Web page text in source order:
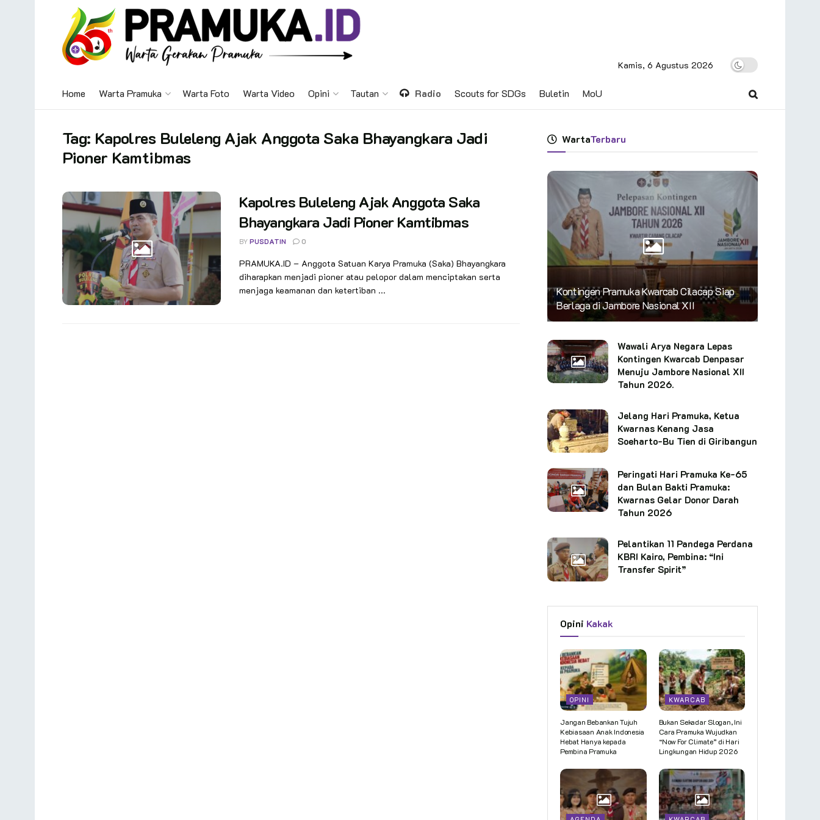
Kamis, 6 Agustus 2026
Home Warta Pramuka Warta Foto Warta Video Opini Tautan Radio Scouts for SDGs Buletin MoU
Tag: Kapolres Buleleng Ajak Anggota Saka Bhayangkara Jadi
Pioner Kamtibmas
Kapolres Buleleng Ajak Anggota Saka
Bhayangkara Jadi Pioner Kamtibmas
BY PUSDATIN 0
PRAMUKA.ID – Anggota Satuan Karya Pramuka (Saka) Bhayangkara
diharapkan menjadi pioner atau pelopor dalam menciptakan serta
menjaga keamanan dan ketertiban ...
WartaTerbaru
Kontingen Pramuka Kwarcab Cilacap Siap
Berlaga di Jambore Nasional XII
Wawali Arya Negara Lepas
Kontingen Kwarcab Denpasar
Menuju Jambore Nasional XII
Tahun 2026.
Jelang Hari Pramuka, Ketua
Kwarnas Kenang Jasa
Soeharto-Bu Tien di Giribangun
Peringati Hari Pramuka Ke-65
dan Bulan Bakti Pramuka:
Kwarnas Gelar Donor Darah
Tahun 2026
Pelantikan 11 Pandega Perdana
KBRI Kairo, Pembina: “Ini
Transfer Spirit”
Opini Kakak
OPINI
Jangan Bebankan Tujuh
Kebiasaan Anak Indonesia
Hebat Hanya kepada
Pembina Pramuka
KWARCAB
Bukan Sekadar Slogan, Ini
Cara Pramuka Wujudkan
“Now For Climate” di Hari
Lingkungan Hidup 2026